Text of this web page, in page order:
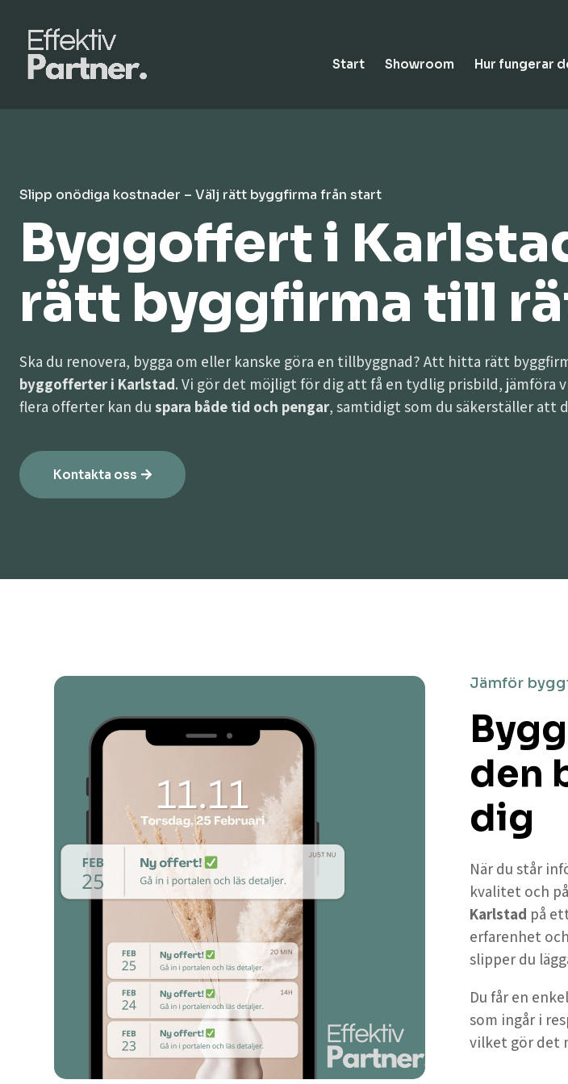
Start Showroom Hur fungerar
Slipp onödiga kostnader – Välj rätt byggfirma från start
Byggoffert i
rätt byggfirma till
Ska du renovera, bygga om eller kanske göra en tillbyggnad? Att hitta rätt
byggofferter i Karlstad. Vi gör det möjligt för dig att få en tydlig prisbild,
flera offerter kan du spara både tid och pengar, samtidigt som du säkerställer att
Kontakta oss
Jämför
den
dig
När du står
kvalitet och
Karlstad på
erfarenhet
slipper du
Du får en
som ingår i
vilket gör det